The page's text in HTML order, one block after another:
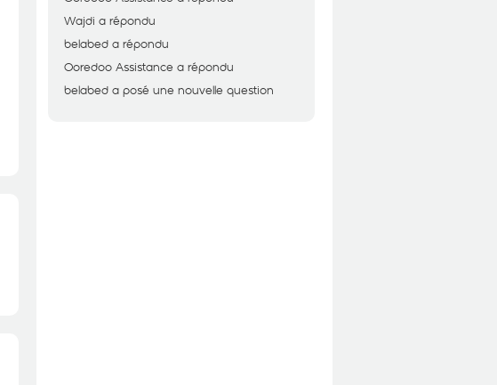
Wajdi a répondu
belabed a répondu
Ooredoo Assistance a répondu
belabed a posé une nouvelle question